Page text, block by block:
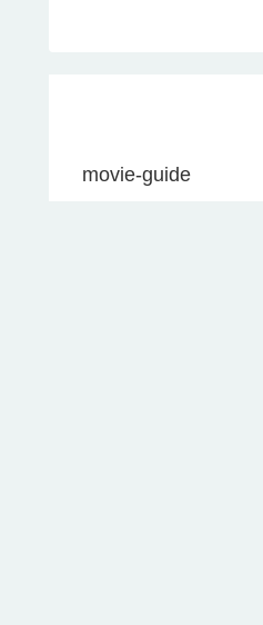
movie-guide